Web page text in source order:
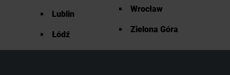
Lublin
Łódź
Wrocław
Zielona Góra